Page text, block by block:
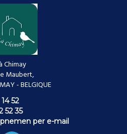
Chimay
Maubert,
- BELGIQUE
52
52 35
per e-mail